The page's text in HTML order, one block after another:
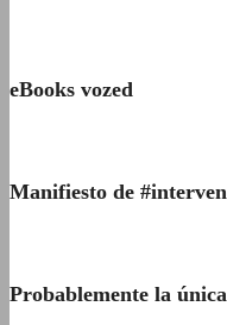
eBooks vozed
Manifiesto de
Probablemente la